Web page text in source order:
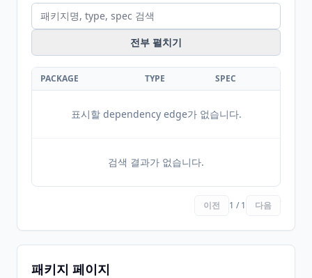
전부 펼치기
PACKAGE TYPE SPEC
표시할 dependency edge가 없습니다.
검색 결과가 없습니다.
이전 1 / 1 다음
패키지 페이지